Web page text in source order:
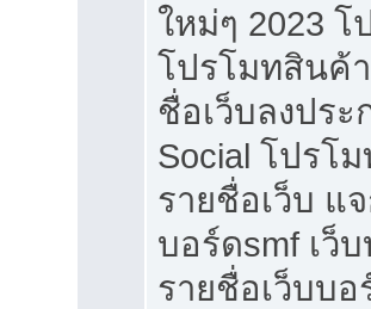
ใหม่ๆ 2023
โปรโมทสินค้
ชื่อเว็บลงปร
Social โปรโ
รายชื่อเว็บ แ
บอร์ดsmf เว็
รายชื่อเว็บบ